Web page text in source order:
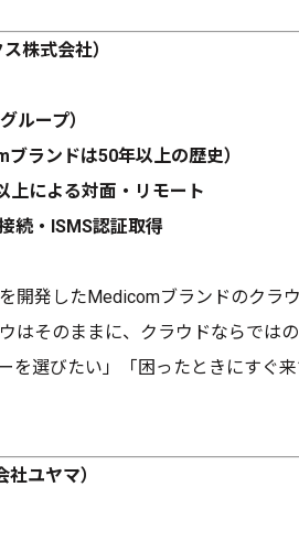
株式会社）
ループ）
ランドは50年以上の歴史）
上による対面・リモート
続・ISMS認証取得
開発したMedicomブランドのクラ
はそのままに、クラウドならでは
を選びたい」「困ったときにすぐ
ユヤマ）